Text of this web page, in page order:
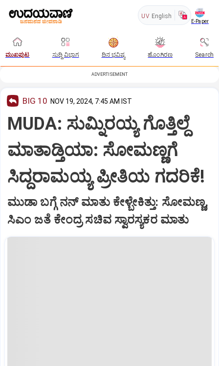
UV English
E-Paper
ಮುಖಪುಟ ಸುದ್ದಿ ವಿಭಾಗ ದಿನ ಭವಿಷ್ಯ ಹೊಂಗಿರಣ Search
ADVERTISEMENT
BIG 10 NOV 19, 2024, 7:45 AM IST
MUDA: ಸುಮ್ನಿರಯ್ಯ ಗೊತ್ತಿಲ್ದೆ
ಮಾತಾಡ್ತಿಯಾ: ಸೋಮಣ್ಣಗೆ
ಸಿದ್ದರಾಮಯ್ಯ ಪ್ರೀತಿಯ ಗದರಿಕೆ!
ಮುಡಾ ಬಗ್ಗೆ ನನ್‌ ಮಾತು ಕೇಳ್ಬೇಕಿತ್ತು: ಸೋಮಣ್ಣ,
ಸಿಎಂ ಜತೆ ಕೇಂದ್ರ ಸಚಿವ ಸ್ವಾರಸ್ಯಕರ ಮಾತು